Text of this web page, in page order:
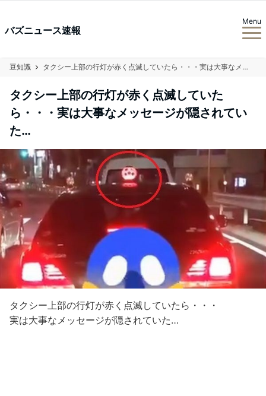
バズニュース速報
Menu
豆知識 タクシー上部の行灯が赤く点滅していたら・・・実は大事なメッセージが隠されていた…
タクシー上部の行灯が赤く点滅していた
ら・・・実は大事なメッセージが隠されてい
た…
タクシー上部の行灯が赤く点滅していたら・・・
実は大事なメッセージが隠されていた…